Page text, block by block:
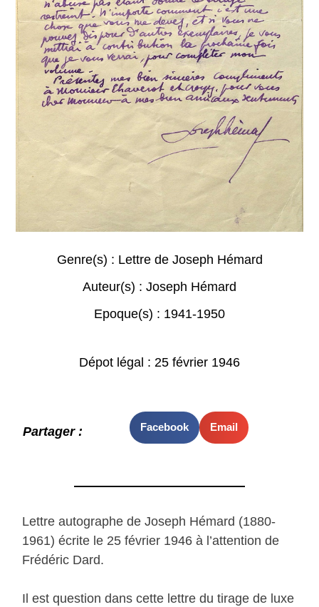
Genre(s) : Lettre de Joseph Hémard
Auteur(s) : Joseph Hémard
Epoque(s) : 1941-1950
Dépot légal : 25 février 1946
Partager : Facebook Email
Lettre autographe de Joseph Hémard (1880-
1961) écrite le 25 février 1946 à l’attention de
Frédéric Dard.
Il est question dans cette lettre du tirage de luxe